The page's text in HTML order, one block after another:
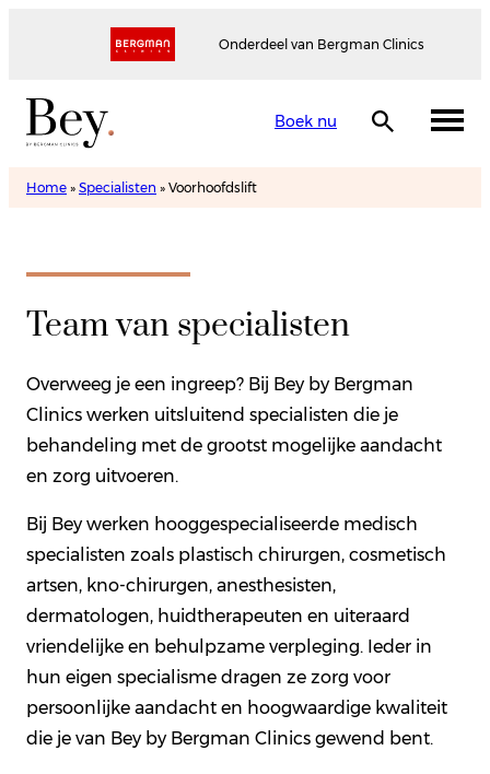
Onderdeel van Bergman Clinics
Boek nu
Home » Specialisten » Voorhoofdslift
Team van specialisten
Overweeg je een ingreep? Bij Bey by Bergman
Clinics werken uitsluitend specialisten die je
behandeling met de grootst mogelijke aandacht
en zorg uitvoeren.
Bij Bey werken hooggespecialiseerde medisch
specialisten zoals plastisch chirurgen, cosmetisch
artsen, kno-chirurgen, anesthesisten,
dermatologen, huidtherapeuten en uiteraard
vriendelijke en behulpzame verpleging. Ieder in
hun eigen specialisme dragen ze zorg voor
persoonlijke aandacht en hoogwaardige kwaliteit
die je van Bey by Bergman Clinics gewend bent.